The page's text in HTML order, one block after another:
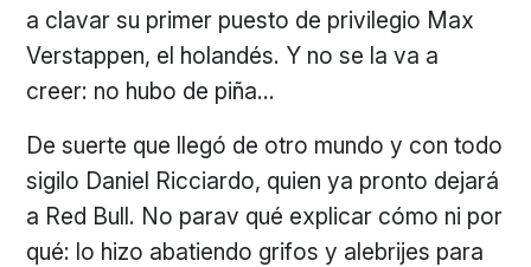
a clavar su primer puesto de privilegio Max
Verstappen, el holandés. Y no se la va a
creer: no hubo de piña…
De suerte que llegó de otro mundo y con todo
sigilo Daniel Ricciardo, quien ya pronto dejará
a Red Bull. No parav qué explicar cómo ni por
qué: lo hizo abatiendo grifos y alebrijes para